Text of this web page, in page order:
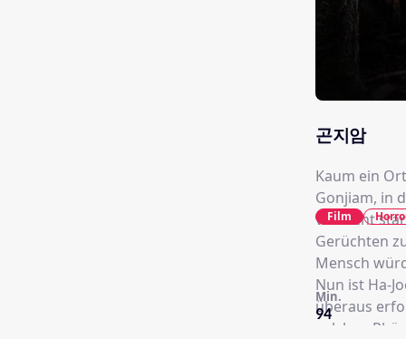
곤지암
Kaum ein
Gonjiam, in
vielleicht
Gerüchten
Mensch
Nun ist Ha-
überaus
solchen
94
Min.
Film